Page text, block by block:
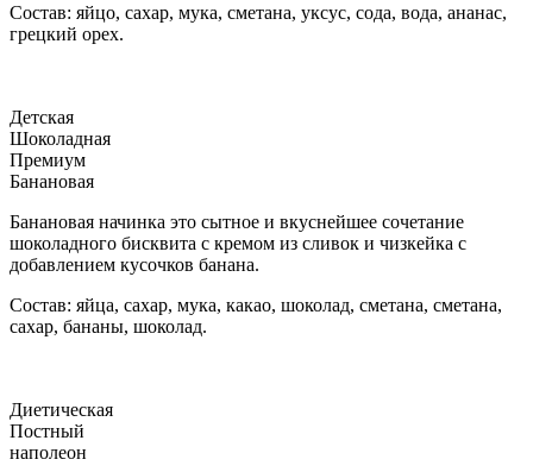
Состав: яйцо, сахар, мука, сметана, уксус, сода, вода, ананас,
грецкий орех.
Детская
Шоколадная
Премиум
Банановая
Банановая начинка это сытное и вкуснейшее сочетание
шоколадного бисквита с кремом из сливок и чизкейка с
добавлением кусочков банана.
Состав: яйца, сахар, мука, какао, шоколад, сметана, сметана,
сахар, бананы, шоколад.
Диетическая
Постный
наполеон